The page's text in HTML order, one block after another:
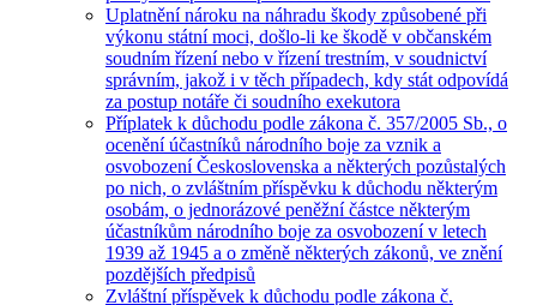
Uplatnění nároku na náhradu škody způsobené při
výkonu státní moci, došlo-li ke škodě v občanském
soudním řízení nebo v řízení trestním, v soudnictví
správním, jakož i v těch případech, kdy stát odpovídá
za postup notáře či soudního exekutora
Příplatek k důchodu podle zákona č. 357/2005 Sb., o
ocenění účastníků národního boje za vznik a
osvobození Československa a některých pozůstalých
po nich, o zvláštním příspěvku k důchodu některým
osobám, o jednorázové peněžní částce některým
účastníkům národního boje za osvobození v letech
1939 až 1945 a o změně některých zákonů, ve znění
pozdějších předpisů
Zvláštní příspěvek k důchodu podle zákona č.